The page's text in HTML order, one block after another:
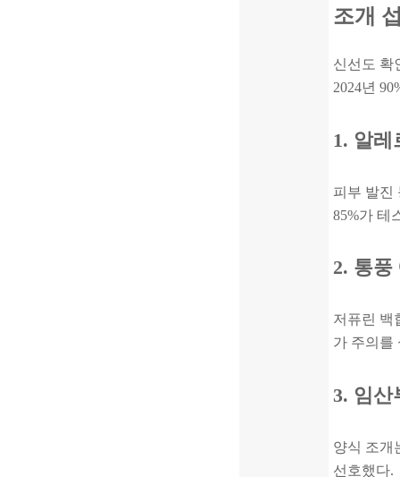
조개
신선도 확
2024년
1. 알레
피부 발진
85%가 테
2. 통풍
저퓨린 백
가 주의를
3. 임산
양식 조개
선호했다.